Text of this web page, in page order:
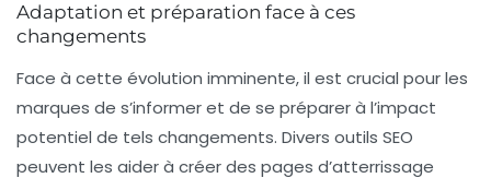
Adaptation et préparation face à ces
changements
Face à cette évolution imminente, il est crucial pour les
marques de s’informer et de se préparer à l’impact
potentiel de tels changements. Divers outils SEO
peuvent les aider à créer des pages d’atterrissage